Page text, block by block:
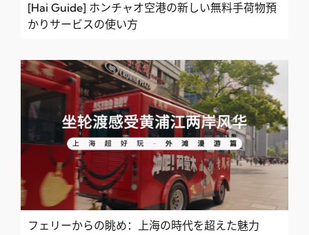
[Hai Guide] ホンチャオ空港の新しい無料手荷物預
かりサービスの使い方
フェリーからの眺め：上海の時代を超えた魅力